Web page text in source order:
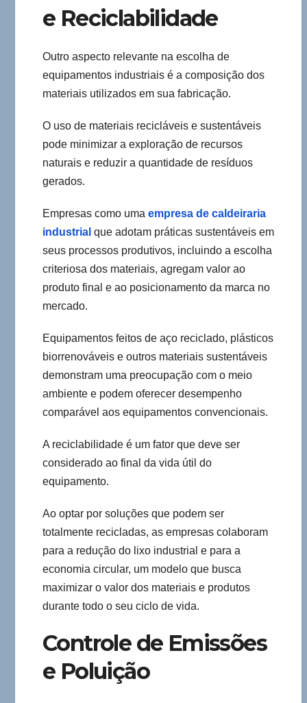
e Reciclabilidade
Outro aspecto relevante na escolha de
equipamentos industriais é a composição dos
materiais utilizados em sua fabricação.
O uso de materiais recicláveis e sustentáveis
pode minimizar a exploração de recursos
naturais e reduzir a quantidade de resíduos
gerados.
Empresas como uma empresa de caldeiraria
industrial que adotam práticas sustentáveis em
seus processos produtivos, incluindo a escolha
criteriosa dos materiais, agregam valor ao
produto final e ao posicionamento da marca no
mercado.
Equipamentos feitos de aço reciclado, plásticos
biorrenováveis e outros materiais sustentáveis
demonstram uma preocupação com o meio
ambiente e podem oferecer desempenho
comparável aos equipamentos convencionais.
A reciclabilidade é um fator que deve ser
considerado ao final da vida útil do
equipamento.
Ao optar por soluções que podem ser
totalmente recicladas, as empresas colaboram
para a redução do lixo industrial e para a
economia circular, um modelo que busca
maximizar o valor dos materiais e produtos
durante todo o seu ciclo de vida.
Controle de Emissões
e Poluição